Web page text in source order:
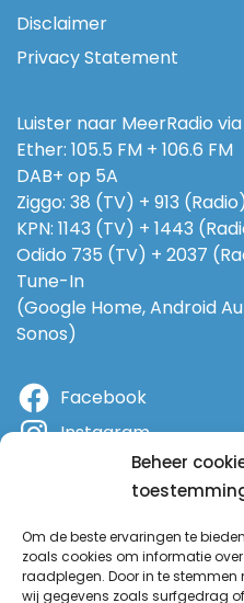
Beheer
Om de beste ervaringen te
zoals cookies om informatie
raadplegen. Door in te
wij gegevens zoals surfgedrag
Disclaimer
Privacy Statement
Luister naar MeerRadio via
Ether: 105.5 FM + 106.6 FM
DAB+ op 5A
Ziggo: 38 (TV) + 913 (Radio)
KPN: 1143 (TV) + 1443
Odido 735 (TV) + 2037
Tune-In
(Google Home, Android
Sonos)
Facebook
Instagram
YouTube